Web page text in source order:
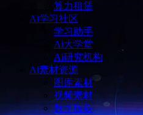
算力租赁
Ai学习社区
学习助手
Ai大学堂
Ai研究机构
Ai素材资源
图库素材
视频素材
数字版权